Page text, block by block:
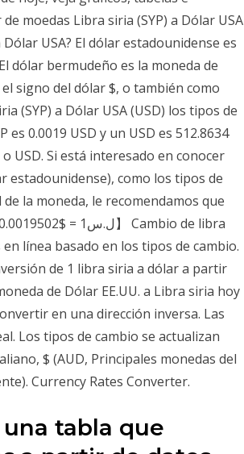
moedas Libra siria (SYP) a Dólar USA
USA? El dólar estadounidense es
dólar bermudeño es la moneda de
signo del dólar $, o también como
(SYP) a Dólar USA (USD) los tipos de
0.0019 USD y un USD es 512.8634
USD. Si está interesado en conocer
estadounidense), como los tipos de
la moneda, le recomendamos que
línea basado en los tipos de cambio.
de 1 libra siria a dólar a partir
de Dólar EE.UU. a Libra siria hoy
en una dirección inversa. Las
Los tipos de cambio se actualizan
$ (AUD, Principales monedas del
Currency Rates Converter.
tabla que